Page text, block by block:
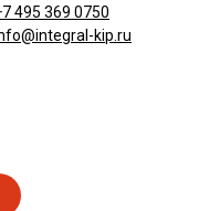
495 369 0750
kip.ru